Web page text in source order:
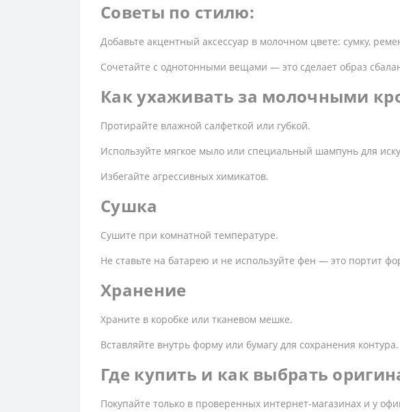
Советы по стилю:
Добавьте акцентный аксессуар в молочном цвете: сумку,
Сочетайте с однотонными вещами — это сделает образ
Как ухаживать за молочными
Протирайте влажной салфеткой или губкой.
Используйте мягкое мыло или специальный шампунь для
Избегайте агрессивных химикатов.
Сушка
Сушите при комнатной температуре.
Не ставьте на батарею и не используйте фен — это портит
Хранение
Храните в коробке или тканевом мешке.
Вставляйте внутрь форму или бумагу для сохранения контура.
Где купить и как выбрать
Покупайте только в проверенных интернет-магазинах и у